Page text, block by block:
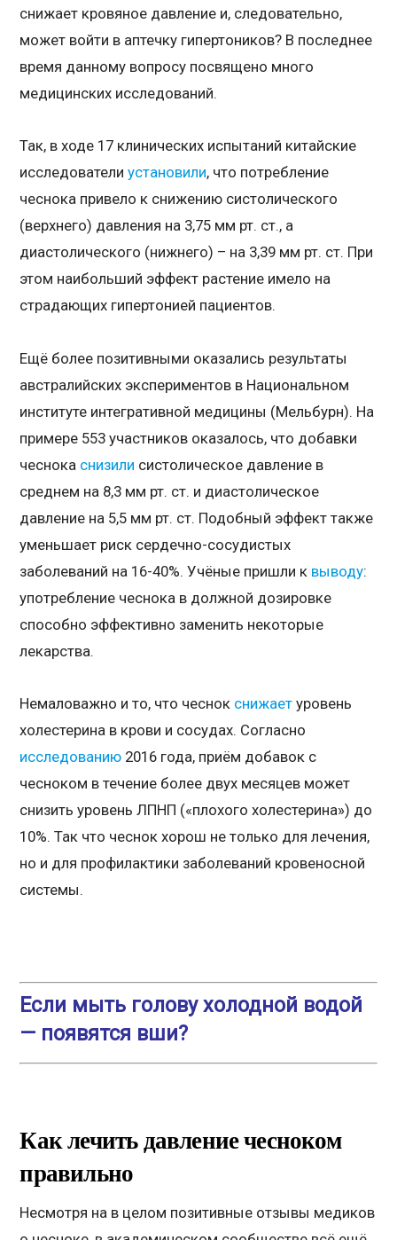
снижает кровяное давление и, следовательно,
может войти в аптечку гипертоников? В последнее
время данному вопросу посвящено много
медицинских исследований.
Так, в ходе 17 клинических испытаний китайские
исследователиустановили, что потребление
чеснока привело к снижению систолического
(верхнего) давления на 3,75 мм рт. ст., а
диастолического (нижнего) – на 3,39 мм рт. ст. При
этом наибольший эффект растение имело на
страдающих гипертонией пациентов.
Ещё более позитивными оказались результаты
австралийских экспериментов в Национальном
институте интегративной медицины (Мельбурн). На
примере 553 участников оказалось, что добавки
чеснока снизили систолическое давление в
среднем на 8,3 мм рт. ст. и диастолическое
давление на 5,5 мм рт. ст. Подобный эффект также
уменьшает риск сердечно-сосудистых
заболеваний на 16-40%. Учёные пришли к выводу:
употребление чеснока в должной дозировке
способно эффективно заменить некоторые
лекарства.
Немаловажно и то, что чеснок снижает уровень
холестерина в крови и сосудах. Согласно
исследованию 2016 года, приём добавок с
чесноком в течение более двух месяцев может
снизить уровень ЛПНП («плохого холестерина») до
10%. Так что чеснок хорош не только для лечения,
но и для профилактики заболеваний кровеносной
системы.
Если мыть голову холодной водой
— появятся вши?
Как лечить давление чесноком
правильно
Несмотря на в целом позитивные отзывы медиков